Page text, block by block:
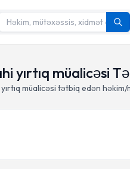
yırtıq müalicəsi
müalicəsi tətbiq edən həkim/